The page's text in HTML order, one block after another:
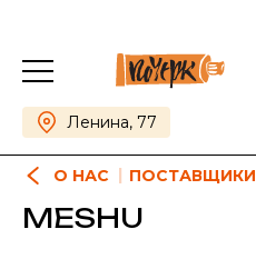
Ленина, 77
О НАС ПОСТАВЩИКИ
MESHU